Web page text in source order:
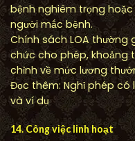
bệnh nghiêm trọng
người mắc bệnh.
Chính sách LOA
chức cho phép, khoảng
chỉnh về mức lương
Đọc thêm: Nghỉ phép có
và ví dụ
14. Công việc linh hoạt